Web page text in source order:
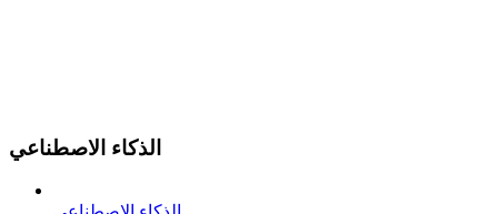
الذكاء الاصطناعي